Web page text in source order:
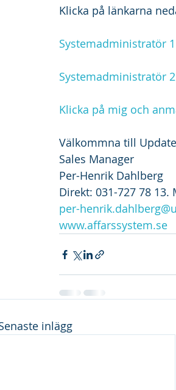
Klicka på länkarna
Systemadministratör 1
Systemadministratör 2
Klicka på mig och
Välkommna till
Sales Manager
Per-Henrik Dahlberg
Direkt: 031-727 78 13.
per-
www.affarssystem.se
inlägg